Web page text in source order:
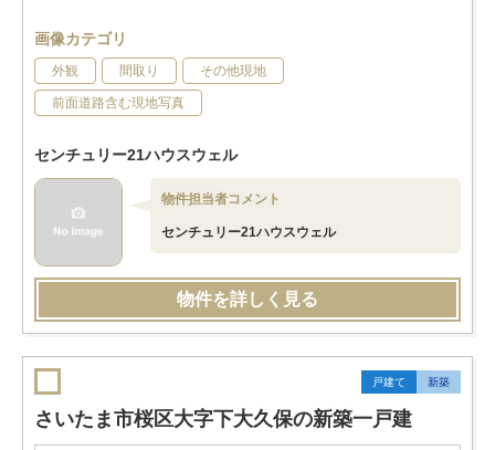
画像カテゴリ
外観 間取り その他現地
前面道路含む現地写真
センチュリー21ハウスウェル
物件担当者コメント
センチュリー21ハウスウェル
物件を詳しく見る
戸建て 新築
さいたま市桜区大字下大久保の新築一戸建